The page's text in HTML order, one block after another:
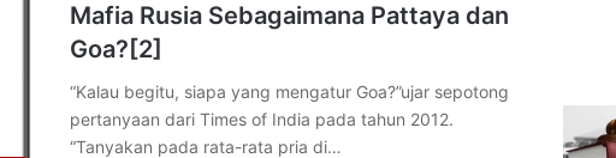
Mafia Rusia Sebagaimana Pattaya dan
Goa?[2]
“Kalau begitu, siapa yang mengatur Goa?”ujar sepotong
pertanyaan dari Times of India pada tahun 2012.
“Tanyakan pada rata-rata pria di…